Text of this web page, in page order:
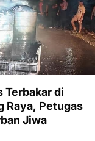
Terbakar di
Raya, Petugas
Jiwa